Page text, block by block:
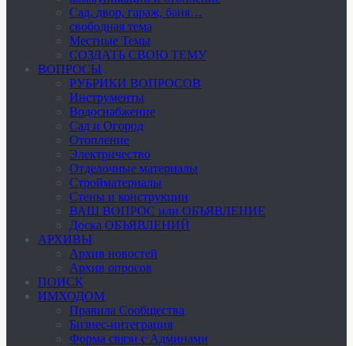
Cад, двор, гараж, баня…
свободная тема
Местные Темы
СОЗДАТЬ СВОЮ ТЕМУ
ВОПРОСЫ
РУБРИКИ ВОПРОСОВ
Инструменты
Водоснабжение
Сад и Огород
Отопление
Электричество
Отделочные материалы
Стройматериалы
Стены и конструкции
ВАШ ВОПРОС или ОБЪЯВЛЕНИЕ
Доска ОБЪЯВЛЕНИЙ
АРХИВЫ
Архив новостей
Архив опросов
ПОИСК
ИМХОДОМ
Правила Сообщества
Бизнес-интеграция
Форма связи с Админами